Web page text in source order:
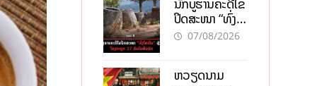
ສົງຄາມ, El
nino
ນັກບູຮານຄະດີໄຂ
ປິດສະໜາ “ທົ່ງ
ໄຫຫີນ” ຫຼັງພົບ
07/08/2026
ຫວຽດນາມ